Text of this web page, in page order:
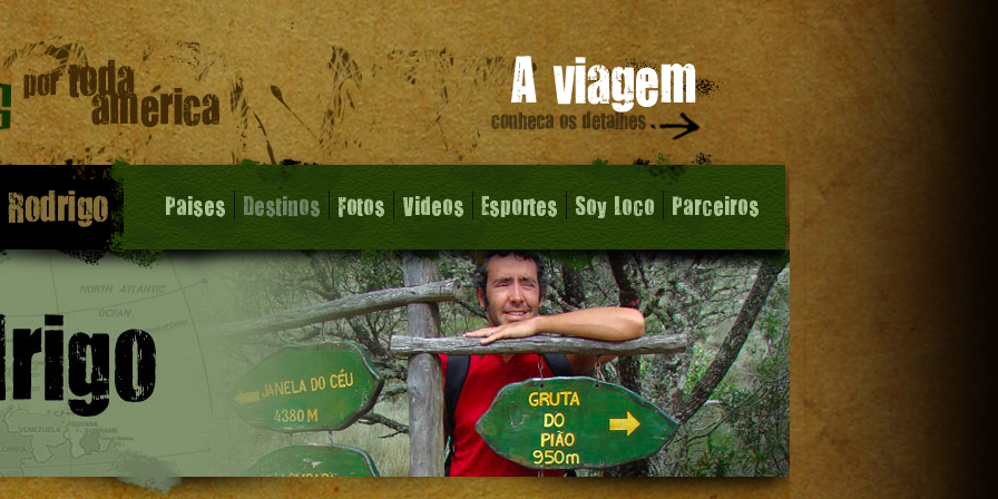
Paises Destinos Fotos Videos Esportes Soy Loco Parceiros